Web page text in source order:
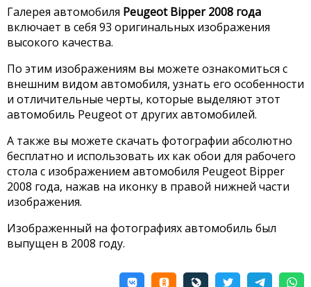
Галерея автомобиля Peugeot Bipper 2008 года
включает в себя 93 оригинальных изображения
высокого качества.
По этим изображениям вы можете ознакомиться с
внешним видом автомобиля, узнать его особенности
и отличительные черты, которые выделяют этот
автомобиль Peugeot от других автомобилей.
А также вы можете скачать фотографии абсолютно
бесплатно и использовать их как обои для рабочего
стола с изображением автомобиля Peugeot Bipper
2008 года, нажав на иконку в правой нижней части
изображения.
Изображенный на фотографиях автомобиль был
выпущен в 2008 году.